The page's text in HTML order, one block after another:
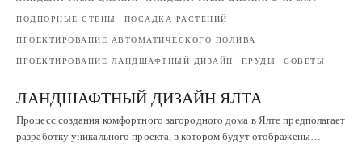
ПОДПОРНЫЕ СТЕНЫ ПОСАДКА РАСТЕНИЙ
ПРОЕКТИРОВАНИЕ АВТОМАТИЧЕСКОГО ПОЛИВА
ПРОЕКТИРОВАНИЕ ЛАНДШАФТНЫЙ ДИЗАЙН ПРУДЫ СОВЕТЫ
ЛАНДШАФТНЫЙ ДИЗАЙН ЯЛТА
Процесс создания комфортного загородного дома в Ялте предполагает
разработку уникального проекта, в котором будут отображены…